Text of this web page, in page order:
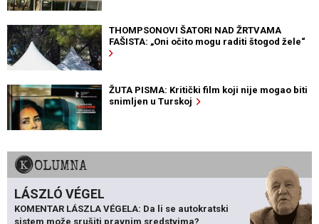
THOMPSONOVI ŠATORI NAD ŽRTVAMA
FAŠISTA: „Oni očito mogu raditi štogod žele“
ŽUTA PISMA: Kritički film koji nije mogao biti
snimljen u Turskoj
KOLUMNA
LÁSZLÓ VÉGEL
KOMENTAR LÁSZLA VÉGELA: Da li se autokratski
sistem može srušiti pravnim sredstvima?